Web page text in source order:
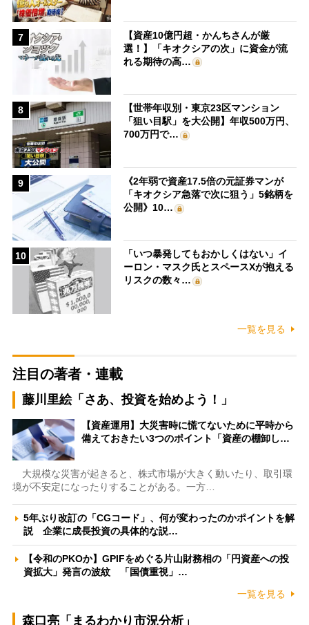
7
【資産10億円超・かんちさんが厳
選！】「キオクシアの次」に資金が流
れる期待の高…
8
【世帯年収別・東京23区マンション
「狙い目駅」を大公開】年収500万円、
700万円で…
9
《2年弱で資産17.5倍の元証券マンが
「キオクシア急落で次に狙う」5銘柄を
公開》10…
10
「いつ暴発してもおかしくはない」イ
ーロン・マスク氏とスペースXが抱える
リスクの数々…
一覧を見る
注目の著者・連載
藤川里絵「さあ、投資を始めよう！」
【資産運用】大災害時に慌てないために平時から
備えておきたい3つのポイント「資産の棚卸し…
大規模な災害が起きると、株式市場が大きく動いたり、取引環
境が不安定になったりすることがある。一方…
5年ぶり改訂の「CGコード」、何が変わったのかポイントを解
説 企業に成長投資の具体的な説…
【令和のPKOか】GPIFをめぐる片山財務相の「円資産への投
資拡大」発言の波紋 「国債重視」…
一覧を見る
森口亮「まるわかり市況分析」